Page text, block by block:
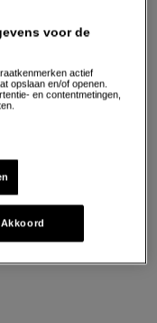
voor de
actief
opslaan en/of openen.
en contentmetingen,
Akkoord